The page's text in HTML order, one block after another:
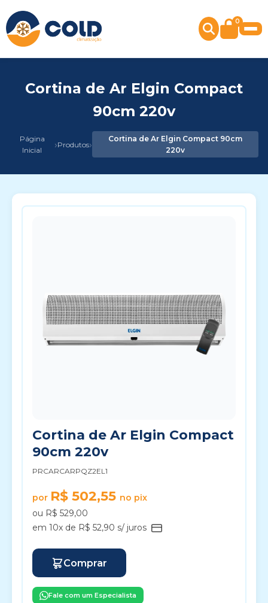
0
Cortina de Ar Elgin Compact
90cm 220v
Página
Inicial
›Produtos›
Cortina de Ar Elgin Compact 90cm
220v
Cortina de Ar Elgin Compact
90cm 220v
PRCARCARPQZ2EL1
por R$ 502,55 no pix
ou R$ 529,00
em 10x de R$ 52,90 s/ juros
Comprar
Fale com um Especialista